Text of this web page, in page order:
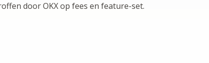
door OKX op fees en feature-set.